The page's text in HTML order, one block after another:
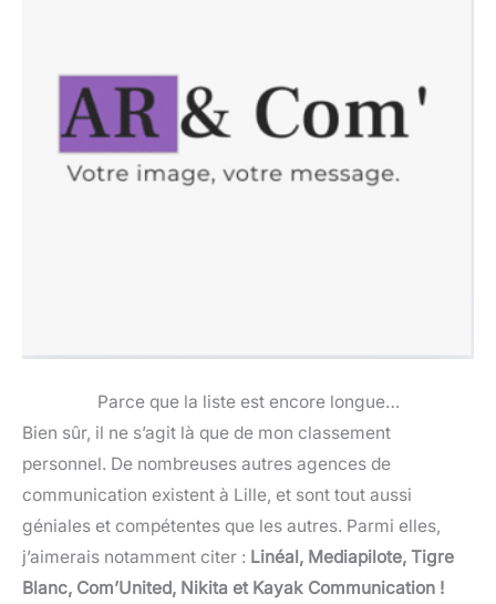
Parce que la liste est encore longue…
Bien sûr, il ne s’agit là que de mon classement
personnel. De nombreuses autres agences de
communication existent à Lille, et sont tout aussi
géniales et compétentes que les autres. Parmi elles,
j’aimerais notamment citer : Linéal, Mediapilote, Tigre
Blanc, Com’United, Nikita et Kayak Communication !